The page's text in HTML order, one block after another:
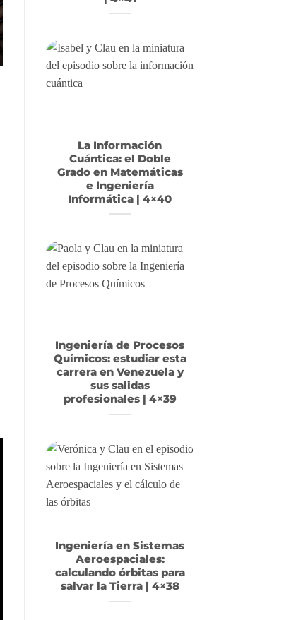
La Información
Cuántica: el Doble
Grado en Matemáticas
e Ingeniería
Informática | 4×40
Ingeniería de Procesos
Químicos: estudiar esta
carrera en Venezuela y
sus salidas
profesionales | 4×39
Ingeniería en Sistemas
Aeroespaciales:
calculando órbitas para
salvar la Tierra | 4×38